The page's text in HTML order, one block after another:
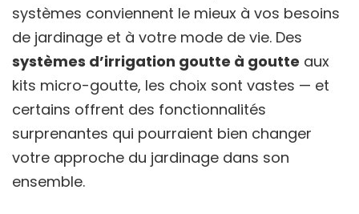
systèmes conviennent le mieux à vos besoins
de jardinage et à votre mode de vie. Des
systèmes d’irrigation goutte à goutte aux
kits micro-goutte, les choix sont vastes — et
certains offrent des fonctionnalités
surprenantes qui pourraient bien changer
votre approche du jardinage dans son
ensemble.